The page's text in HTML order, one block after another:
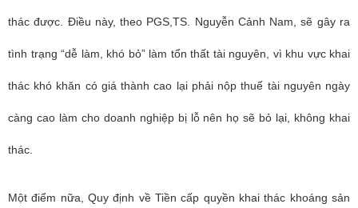
thác được. Điều này, theo PGS,TS. Nguyễn Cảnh Nam , sẽ gây ra
tình trạng “dễ làm, khó bỏ” làm tổn thất tài nguyên, vì khu vực khai
thác khó khăn có giá thành cao lại phải nộp thuế tài nguyên ngày
càng cao làm cho doanh nghiệp bị lỗ nên họ sẽ bỏ lại, không khai
thác.
Một điểm nữa, Quy định về Tiền cấp quyền khai thác khoáng sản